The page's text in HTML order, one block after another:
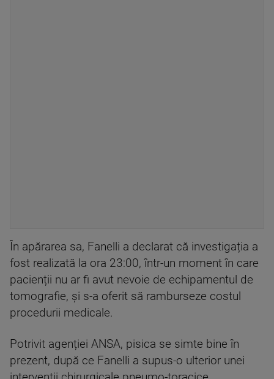
În apărarea sa, Fanelli a declarat că investigația a
fost realizată la ora 23:00, într-un moment în care
pacienții nu ar fi avut nevoie de echipamentul de
tomografie, și s-a oferit să ramburseze costul
procedurii medicale.
Potrivit agenției ANSA, pisica se simte bine în
prezent, după ce Fanelli a supus-o ulterior unei